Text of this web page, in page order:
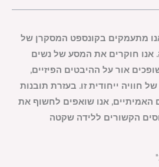
מתעמקים בקונספט המסקרן של
אנו חוקרים את המסע של נשים
אור על ההיבטים הפיזיים,
חוויה ייחודית זו. בעזרת תובנות
האמיתיים, אנו שואפים לחשוף את
הקשורים ללידה שקטה